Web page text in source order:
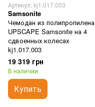
Артикул: kj1.017.003
Samsonite
Чемодан из полипропилена
UPSCAPE Samsonite на 4
сдвоенных колесах
kj1.017.003
19 319 грн
В наличии
Купить